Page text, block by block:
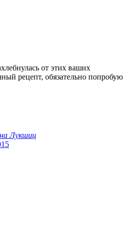
от этих ваших
рецепт, обязательно попробую
Лукшиц